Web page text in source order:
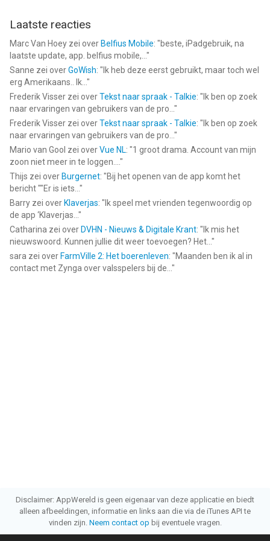
Laatste reacties
Marc Van Hoey zei over Belfius Mobile: "beste, iPadgebruik, na
laatste update, app. belfius mobile,... "
Sanne zei overGoWish: " Ik heb deze eerst gebruikt, maar toch wel
erg Amerikaans.. Ik... "
Frederik Visser zei overTekst naar spraak - Talkie: " Ik ben op zoek
naar ervaringen van gebruikers van de pro... "
Frederik Visser zei overTekst naar spraak - Talkie: " Ik ben op zoek
naar ervaringen van gebruikers van de pro... "
Mario van Gool zei overVue NL: "1 groot drama. Account van mijn
zoon niet meer in te loggen.... "
Thijs zei over Burgernet: "Bij het openen van de app komt het
bericht ""Er is iets... "
Barry zei over Klaverjas: " Ik speel met vrienden tegenwoordig op
de app ‘Klaverjas... "
Catharina zei over DVHN - Nieuws & Digitale Krant: " Ik mis het
nieuwswoord. Kunnen jullie dit weer toevoegen? Het... "
sara zei over FarmVille 2: Het boerenleven: "Maanden ben ik al in
contact met Zynga over valsspelers bij de... "
Disclaimer: AppWereld is geen eigenaar van deze applicatie en biedt
alleen afbeeldingen, informatie en links aan die via de iTunes API te
vinden zijn. Neem contact op bij eventuele vragen.